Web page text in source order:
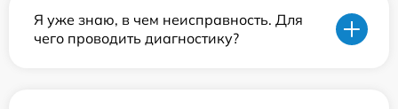
Я уже знаю, в чем неисправность. Для
чего проводить диагностику?